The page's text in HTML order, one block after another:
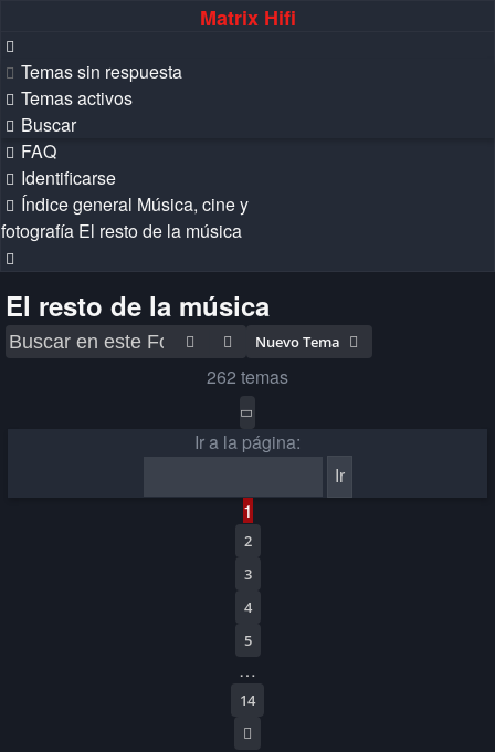
Matrix Hifi
Temas sin respuesta
Temas activos
Buscar
FAQ
Identificarse
Índice general Música, cine y
fotografía El resto de la música
El resto de la música
Nuevo Tema
Buscar Búsqueda avanzada
262 temas
Página
Ir a la página:
1
2
3
4
5
…
14